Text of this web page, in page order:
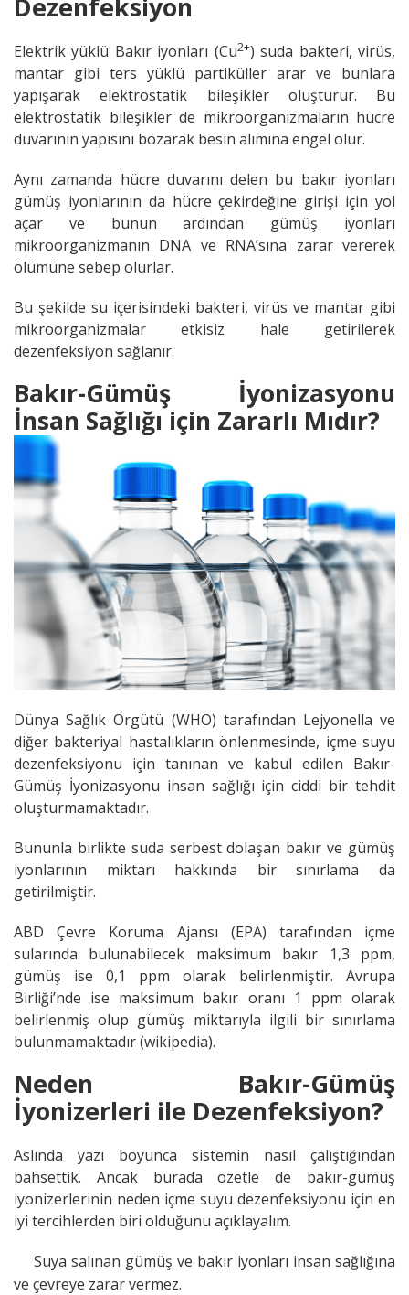
Dezenfeksiyon
Elektrik yüklü Bakır iyonları (Cu2+) suda bakteri, virüs,
mantar gibi ters yüklü partiküller arar ve bunlara
yapışarak elektrostatik bileşikler oluşturur. Bu
elektrostatik bileşikler de mikroorganizmaların hücre
duvarının yapısını bozarak besin alımına engel olur.
Aynı zamanda hücre duvarını delen bu bakır iyonları
gümüş iyonlarının da hücre çekirdeğine girişi için yol
açar ve bunun ardından gümüş iyonları
mikroorganizmanın DNA ve RNA’sına zarar vererek
ölümüne sebep olurlar.
Bu şekilde su içerisindeki bakteri, virüs ve mantar gibi
mikroorganizmalar etkisiz hale getirilerek
dezenfeksiyon sağlanır.
Bakır-Gümüş İyonizasyonu
İnsan Sağlığı için Zararlı Mıdır?
Dünya Sağlık Örgütü (WHO) tarafından Lejyonella ve
diğer bakteriyal hastalıkların önlenmesinde, içme suyu
dezenfeksiyonu için tanınan ve kabul edilen Bakır-
Gümüş İyonizasyonu insan sağlığı için ciddi bir tehdit
oluşturmamaktadır.
Bununla birlikte suda serbest dolaşan bakır ve gümüş
iyonlarının miktarı hakkında bir sınırlama da
getirilmiştir.
ABD Çevre Koruma Ajansı (EPA) tarafından içme
sularında bulunabilecek maksimum bakır 1,3 ppm,
gümüş ise 0,1 ppm olarak belirlenmiştir. Avrupa
Birliği’nde ise maksimum bakır oranı 1 ppm olarak
belirlenmiş olup gümüş miktarıyla ilgili bir sınırlama
bulunmamaktadır (wikipedia).
Neden Bakır-Gümüş
İyonizerleri ile Dezenfeksiyon?
Aslında yazı boyunca sistemin nasıl çalıştığından
bahsettik. Ancak burada özetle de bakır-gümüş
iyonizerlerinin neden içme suyu dezenfeksiyonu için en
iyi tercihlerden biri olduğunu açıklayalım.
Suya salınan gümüş ve bakır iyonları insan sağlığına
ve çevreye zarar vermez.